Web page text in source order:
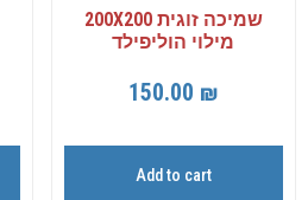
שמיכה זוגית 200X200
מילוי הוליפילד
150.00 ₪
Add to cart